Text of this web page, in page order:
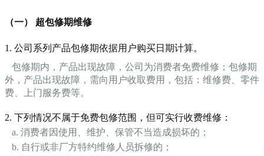
（一） 超包修期维修
1. 公司系列产品包修期依据用户购买日期计算。
包修期内，产品出现故障，公司为消费者免费维修；包修期
外，产品出现故障，需向用户收取费用，包括：维修费、零件
费、上门服务费等。
2. 下列情况不属于免费包修范围，但可实行收费维修：
a. 消费者因使用、维护、保管不当造成损坏的；
b. 自行或非厂方特约维修人员拆修的；